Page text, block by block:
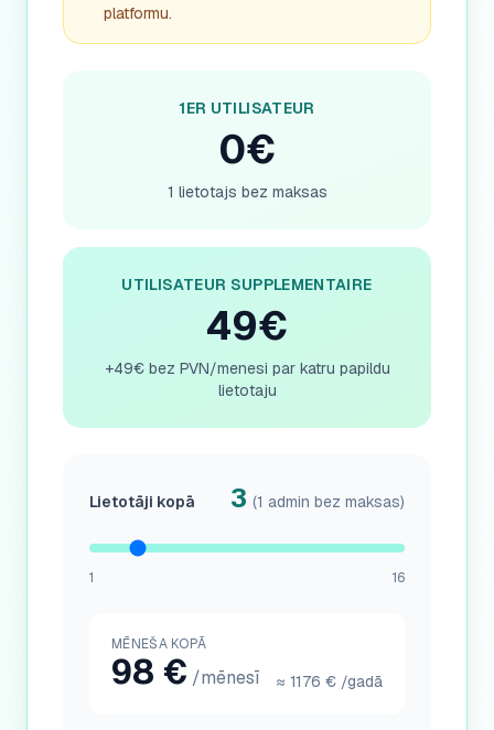
platformu.
1ER UTILISATEUR
0€
1 lietotajs bez maksas
UTILISATEUR SUPPLEMENTAIRE
49€
+49€ bez PVN/menesi par katru papildu
lietotaju
Lietotāji kopā 3 (1 admin bez maksas)
1 16
MĒNEŠA KOPĀ
98 € /mēnesī ≈ 1176 € /gadā